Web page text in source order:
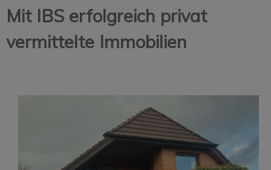
Mit IBS erfolgreich privat
vermittelte Immobilien